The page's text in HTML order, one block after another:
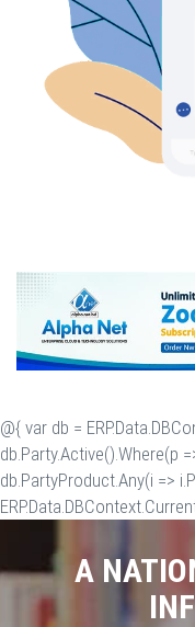
@{ var db =
db.Party.Active().Where(p
db.PartyProduct.Any(i =>
A